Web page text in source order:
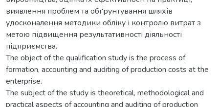
виявлення проблем та обґрунтування шляхів
удосконалення методики обліку і контролю витрат з
метою підвищення результативності діяльності
підприємства.
The object of the qualification study is the process of
formation, accounting and auditing of production costs at the
enterprise.
The subject of the study is theoretical, methodological and
practical aspects of accounting and auditing of production